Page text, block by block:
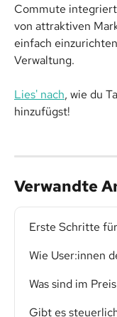
Commute
von attraktiven
einfach
Verwaltung.
Lies' nach, wie du
hinzufügst!
Verwandte
Erste Schritte
Wie User:innen
Was sind im
Gibt es